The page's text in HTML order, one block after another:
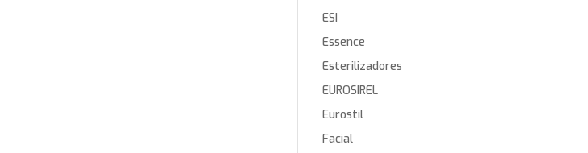
ESI
Essence
Esterilizadores
EUROSIREL
Eurostil
Facial